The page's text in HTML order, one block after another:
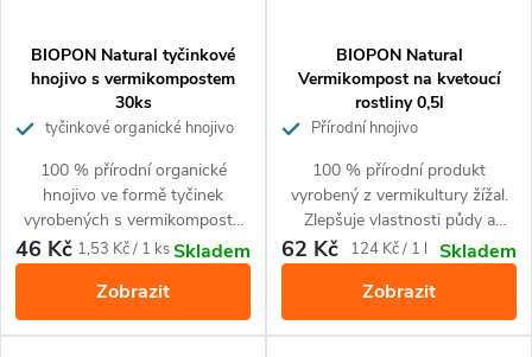
BIOPON Natural tyčinkové
hnojivo s vermikompostem
30ks
tyčinkové organické hnojivo
100 % přírodní organické
hnojivo ve formě tyčinek
vyrobených s vermikompostu
pro všechny typy domácích a
balkonových rostlin. Pro
optimální růst a zdravý krásný
vzhled. Jednoduché a pohodlné
hnojení.
46 Kč Měrná
1,53 Kč / 1 ksSkladem
Zobrazit
BIOPON Natural
Vermikompost na kvetoucí
rostliny 0,5l
Přírodní hnojivo
100 % přírodní produkt
vyrobený z vermikultury žížal.
Zlepšuje vlastnosti půdy a
obohacuje půdu o živiny.
Zajišťuje krásný vzhled
kvetoucích rostlin. Pro všechny
druhy okrasných kvetoucích
rostlin.
62 Kč
Měrná
124 Kč / 1 l
Skladem
Zobrazit